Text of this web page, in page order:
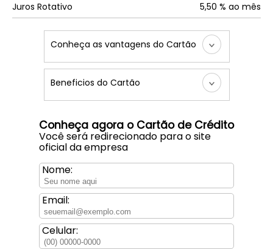
Juros Rotativo
5,50 % ao mês
Conheça as vantagens do Cartão
Beneficios do Cartão
Conheça agora o Cartão de Crédito
Você será redirecionado para o site
oficial da empresa
Nome:
Email:
Celular: